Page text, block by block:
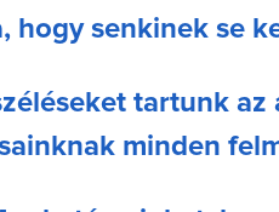
hogy senkinek se
tartunk
minden